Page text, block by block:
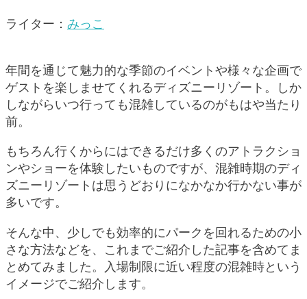
ライター： みっこ
年間を通じて魅力的な季節のイベントや様々な企画で
ゲストを楽しませてくれるディズニーリゾート。しか
しながらいつ行っても混雑しているのがもはや当たり
前。
もちろん行くからにはできるだけ多くのアトラクショ
ンやショーを体験したいものですが、混雑時期のディ
ズニーリゾートは思うどおりになかなか行かない事が
多いです。
そんな中、少しでも効率的にパークを回れるための小
さな方法などを、これまでご紹介した記事を含めてま
とめてみました。入場制限に近い程度の混雑時という
イメージでご紹介します。